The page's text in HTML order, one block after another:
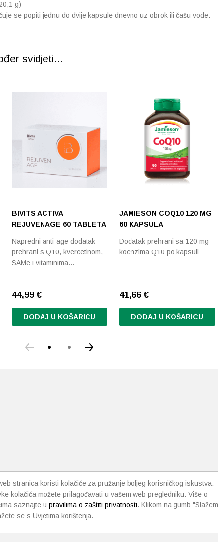
g)
se popiti jednu do dvije kapsule dnevno uz obrok ili čašu vode.
svidjeti...
BIVITS ACTIVA
REJUVENAGE 60 TABLETA
Napredni anti-age dodatak
prehrani s Q10, kvercetinom,
SAMe i vitaminima…
44,99 €
DODAJ U KOŠARICU
JAMIESON COQ10 120 MG
60 KAPSULA
Dodatak prehrani sa 120 mg
koenzima Q10 po kapsuli
41,66€
DODAJ U KOŠARICU
stranica koristi kolačiće za pružanje boljeg korisničkog iskustva.
kolačića možete prilagođavati u vašem web pregledniku. Više o
saznajte u pravilima o zaštiti privatnosti. Klikom na gumb "Slažem
se s Uvjetima korištenja.